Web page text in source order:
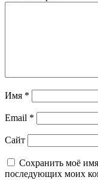
Имя *
Email *
Сайт
Сохранить моё
последующих моих